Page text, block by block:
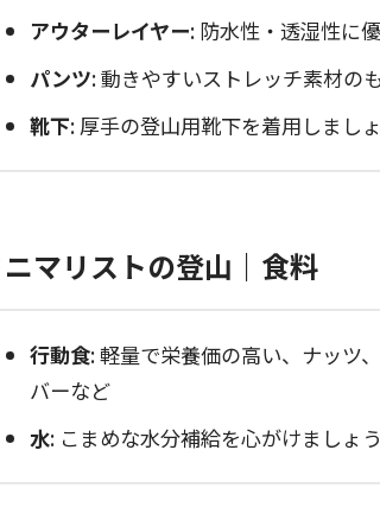
アウターレイヤー: 防水性・透湿性に
パンツ: 動きやすいストレッチ素材の
靴下: 厚手の登山用靴下を着用しましょ
ニマリストの登山｜食料
行動食: 軽量で栄養価の高い、ナッツ
バーなど
水: こまめな水分補給を心がけましょう